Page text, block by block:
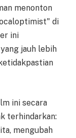
menonton
di
ini
jauh lebih
ini secara
terhindarkan:
mengubah